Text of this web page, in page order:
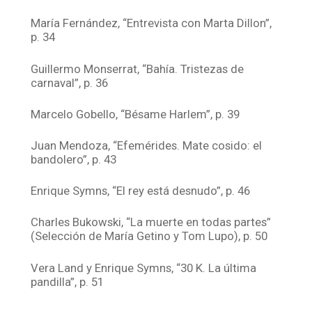
María Fernández, “Entrevista con Marta Dillon”,
p. 34
Guillermo Monserrat, “Bahía. Tristezas de
carnaval”, p. 36
Marcelo Gobello, “Bésame Harlem”, p. 39
Juan Mendoza, “Efemérides. Mate cosido: el
bandolero”, p. 43
Enrique Symns, “El rey está desnudo”, p. 46
Charles Bukowski, “La muerte en todas partes”
(Selección de María Getino y Tom Lupo), p. 50
Vera Land y Enrique Symns, “30 K. La última
pandilla”, p. 51